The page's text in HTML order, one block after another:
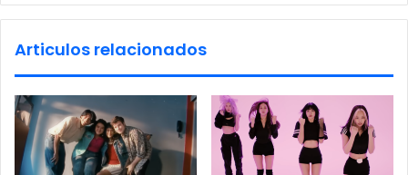
l
o
r
e
o
e
r
e
a
Articulos relacionados